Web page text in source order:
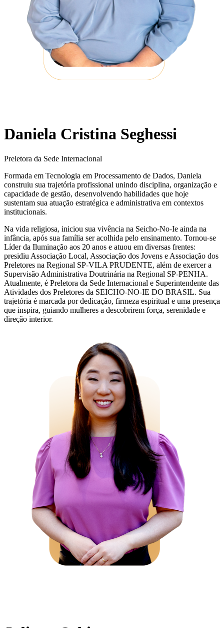
Daniela Cristina Seghessi
Preletora da Sede Internacional
Formada em Tecnologia em Processamento de Dados, Daniela
construiu sua trajetória profissional unindo disciplina, organização e
capacidade de gestão, desenvolvendo habilidades que hoje
sustentam sua atuação estratégica e administrativa em contextos
institucionais.
Na vida religiosa, iniciou sua vivência na Seicho-No-Ie ainda na
infância, após sua família ser acolhida pelo ensinamento. Tornou-se
Líder da Iluminação aos 20 anos e atuou em diversas frentes:
presidiu Associação Local, Associação dos Jovens e Associação dos
Preletores na Regional SP-VILA PRUDENTE, além de exercer a
Supervisão Administrativa Doutrinária na Regional SP-PENHA.
Atualmente, é Preletora da Sede Internacional e Superintendente das
Atividades dos Preletores da SEICHO-NO-IE DO BRASIL. Sua
trajetória é marcada por dedicação, firmeza espiritual e uma presença
que inspira, guiando mulheres a descobrirem força, serenidade e
direção interior.